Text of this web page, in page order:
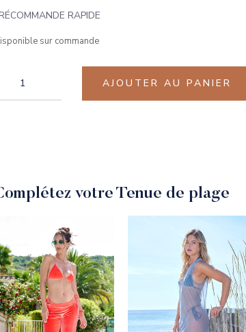
RAPIDE
sur commande
AJOUTER AU PANIER
votre Tenue de plage